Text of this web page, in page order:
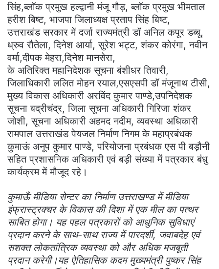
सिंह,ब्लॉक प्रमुख हल्द्वानी मंजू गौड़, ब्लॉक प्रमुख भीमताल
हरीश बिष्ट, भाजपा जिलाध्यक्ष प्रताप सिंह बिष्ट,
उत्तराखंड सरकार में दर्जा राज्यमंत्री डॉ अनिल कपूर डब्बू,
ध्रुव रौतेला, दिनेश आर्या, सुरेश भट्ट, शंकर कोरंगा, नवीन
वर्मा,दीपक मेहरा,दिनेश मानसेरा,
के अतिरिक्त महानिदेशक सूचना बंशीधर तिवारी,
जिलाधिकारी ललित मोहन रयाल,एसएसपी डॉ मंजूनाथ टीसी,
मुख्य विकास अधिकारी अरविंद कुमार पाण्डे,उपनिदेशक
सूचना बद्रीचंद्र, जिला सूचना अधिकारी गिरिजा शंकर
जोशी, सूचना अधिकारी अहमद नदीम, व्यवस्था अधिकारी
रामपाल उत्तराखंड पेयजल निर्माण निगम के महाप्रबंधक
कुमाऊं अनूप कुमार पाण्डे, परियोजना प्रबंधक एस पी बड़ौनी
सहित प्रशासनिक अधिकारी एवं बड़ी संख्या में पत्रकार बंधु
कार्यक्रम में मौजूद रहे।
कुमाऊँ मीडिया सेन्टर का निर्माण उत्तराखण्ड में मीडिया
इंफ्रास्ट्रक्चर के विकास की दिशा में एक मील का पत्थर
साबित होगा। यह पहल पत्रकारों को आधुनिक सुविधाएं
प्रदान करने के साथ-साथ राज्य में पारदर्शी, जवाबदेह एवं
सशक्त लोकतांत्रिक व्यवस्था को और अधिक मजबूती
प्रदान करेगी।यह ऐतिहासिक कदम मुख्यमंत्री पुष्कर सिंह